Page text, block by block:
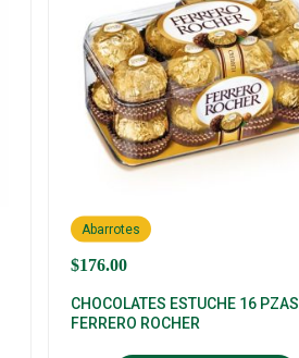
$176.00
Abarrotes
CHOCOLATES ESTUCHE 16 PZAS
FERRERO ROCHER